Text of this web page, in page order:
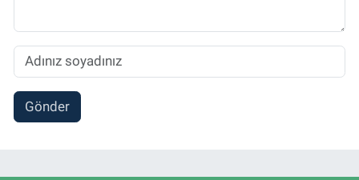
Gönder